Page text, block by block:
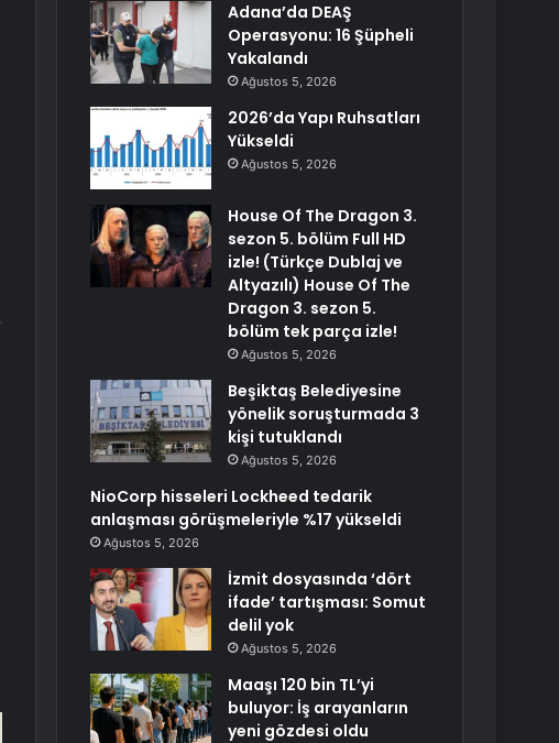
Adana’da DEAŞ
Operasyonu: 16 Şüpheli
Yakalandı
Ağustos 5, 2026
2026’da Yapı Ruhsatları
Yükseldi
Ağustos 5, 2026
House Of The Dragon 3.
sezon 5. bölüm Full HD
izle! (Türkçe Dublaj ve
Altyazılı) House Of The
Dragon 3. sezon 5.
bölüm tek parça izle!
Ağustos 5, 2026
Beşiktaş Belediyesine
yönelik soruşturmada 3
kişi tutuklandı
Ağustos 5, 2026
NioCorp hisseleri Lockheed tedarik
anlaşması görüşmeleriyle %17 yükseldi
Ağustos 5, 2026
İzmit dosyasında ‘dört
ifade’ tartışması: Somut
delil yok
Ağustos 5, 2026
Maaşı 120 bin TL’yi
buluyor: İş arayanların
yeni gözdesi oldu